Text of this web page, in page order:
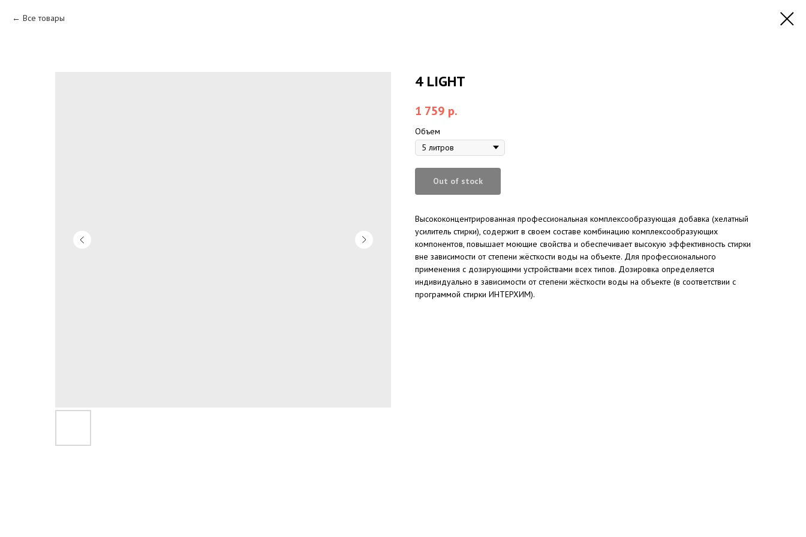
Все товары
4 LIGHT
1 759 р.
Объем
Out of stock
Высококонцентрированная профессиональная комплексообразующая добавка (хелатный
усилитель стирки), содержит в своем составе комбинацию комплексообразующих
компонентов, повышает моющие свойства и обеспечивает высокую эффективность стирки
вне зависимости от степени жёсткости воды на объекте. Для профессионального
применения с дозирующими устройствами всех типов. Дозировка определяется
индивидуально в зависимости от степени жёсткости воды на объекте (в соответствии с
программой стирки ИНТЕРХИМ).